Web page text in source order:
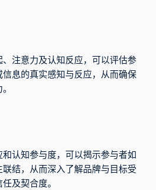
注意力及认知反应，可以评估参
息的真实感知与反应，从而确保
认知参与度，可以揭示参与者如
结，从而深入了解品牌与目标受
及契合度。